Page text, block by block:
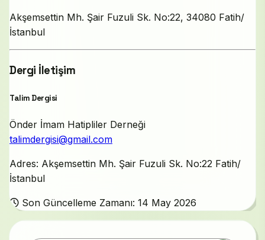
Akşemsettin Mh. Şair Fuzuli Sk. No:22, 34080 Fatih/
İstanbul
Dergi İletişim
Talim Dergisi
Önder İmam Hatipliler Derneği
talimdergisi@gmail.com
Adres: Akşemsettin Mh. Şair Fuzuli Sk. No:22 Fatih/
İstanbul
Son Güncelleme Zamanı: 14 May 2026